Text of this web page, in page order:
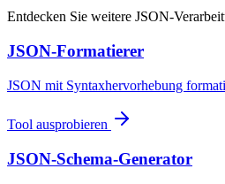
Entdecken Sie weitere JSON-
JSON-Formatierer
JSON mit Syntaxhervorhebung
Tool ausprobieren
JSON-Schema-Generator